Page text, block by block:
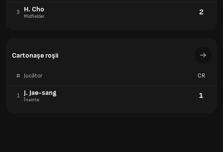
3 H. Cho
Midfielder 2
Cartonaşe roşii
# Jucător CR
1 J. Jae-sang
Înainte 1